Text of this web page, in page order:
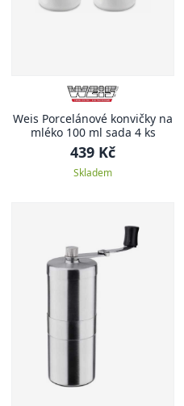
Weis Porcelánové konvičky na
mléko 100 ml sada 4 ks
439 Kč
Skladem